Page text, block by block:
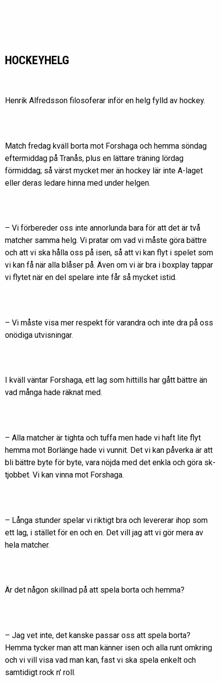
HOCKEYHELG
Henrik Alfredsson filosoferar inför en helg fylld av hockey.
Match fredag kväll borta mot Forshaga och hemma söndag
eftermiddag på Tranås, plus en lättare träning lördag
förmiddag; så värst mycket mer än hockey lär inte A-laget
eller deras ledare hinna med under helgen.
– Vi förbereder oss inte annorlunda bara för att det är två
matcher samma helg. Vi pratar om vad vi måste göra bättre
och att vi ska hålla oss på isen, så att vi kan flyt i spelet som
vi kan få när alla blåser på. Även om vi är bra i boxplay tappar
vi flytet när en del spelare inte får så mycket istid.
– Vi måste visa mer respekt för varandra och inte dra på oss
onödiga utvisningar.
I kväll väntar Forshaga, ett lag som hittills har gått bättre än
vad många hade räknat med.
– Alla matcher är tighta och tuffa men hade vi haft lite flyt
hemma mot Borlänge hade vi vunnit. Det vi kan påverka är att
bli bättre byte för byte, vara nöjda med det enkla och göra sk-
tjobbet. Vi kan vinna mot Forshaga.
– Långa stunder spelar vi riktigt bra och levererar ihop som
ett lag, i stället för en och en. Det vill jag att vi gör mera av
hela matcher.
Är det någon skillnad på att spela borta och hemma?
– Jag vet inte, det kanske passar oss att spela borta?
Hemma tycker man att man känner isen och alla runt omkring
och vi vill visa vad man kan, fast vi ska spela enkelt och
samtidigt rock n' roll.